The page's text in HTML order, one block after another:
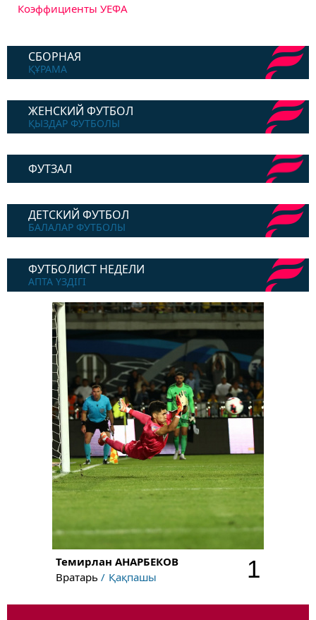
Коэффициенты УЕФА
СБОРНАЯ
ҚҰРАМА
ЖЕНСКИЙ ФУТБОЛ
ҚЫЗДАР ФУТБОЛЫ
ФУТЗАЛ
ДЕТСКИЙ ФУТБОЛ
БАЛАЛАР ФУТБОЛЫ
ФУТБОЛИСТ НЕДЕЛИ
АПТА ҮЗДІГІ
Темирлан АНАРБЕКОВ
Вратарь
Қақпашы 1